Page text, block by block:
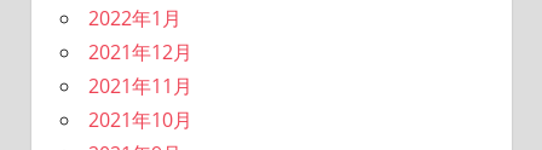
2022年1月
2021年12月
2021年11月
2021年10月